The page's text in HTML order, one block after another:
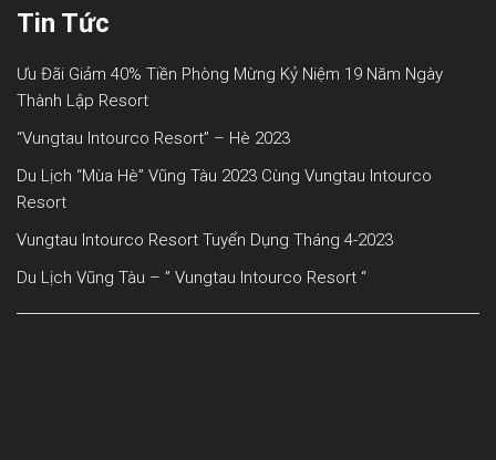
Tin Tức
Ưu Đãi Giảm 40% Tiền Phòng Mừng Kỷ Niệm 19 Năm Ngày
Thành Lập Resort
“Vungtau Intourco Resort” – Hè 2023
Du Lịch “mùa Hè” Vũng Tàu 2023 Cùng Vungtau Intourco
Resort
Vungtau Intourco Resort Tuyển Dụng Tháng 4-2023
Du Lịch Vũng Tàu – ” Vungtau Intourco Resort “